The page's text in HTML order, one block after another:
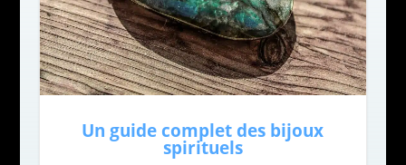
Un guide complet des bijoux
spirituels